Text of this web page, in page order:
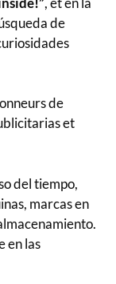
de
de
et
del tiempo,
marcas en
en las